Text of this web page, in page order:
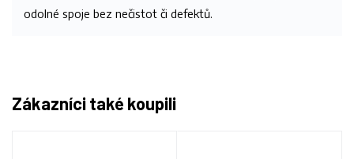
odolné spoje bez nečistot či defektů.
Zákazníci také koupili